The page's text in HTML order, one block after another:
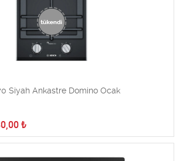
Siyah Ankastre Domino Ocak
₺